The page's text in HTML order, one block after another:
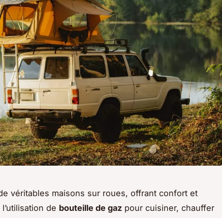
véritables maisons sur roues, offrant confort et
de bouteille de gaz pour cuisiner, chauffer